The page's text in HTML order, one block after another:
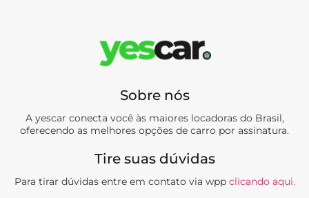
Sobre nós
A yescar conecta você às maiores locadoras do Brasil,
oferecendo as melhores opções de carro por assinatura.
Tire suas dúvidas
Para tirar dúvidas entre em contato via wpp clicando aqui.